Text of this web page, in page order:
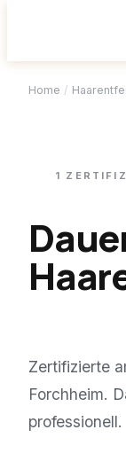
Home /
1
Zertifizierte
Forchheim.
professionell.